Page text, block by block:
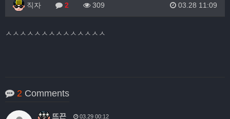
직자 2 309 03.28 11:09
ㅅㅅㅅㅅㅅㅅㅅㅅㅅㅅㅅㅅㅅㅅ
2 Comments
뜨끈 03.29 00:12